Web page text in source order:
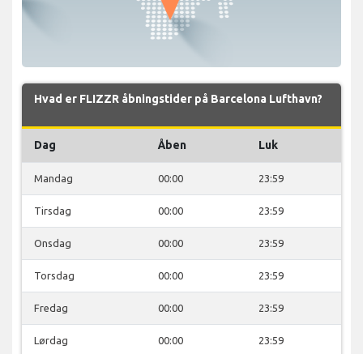
Hvad er FLIZZR åbningstider på Barcelona Lufthavn?
Dag Åben Luk
Mandag 00:00 23:59
Tirsdag 00:00 23:59
Onsdag 00:00 23:59
Torsdag 00:00 23:59
Fredag 00:00 23:59
Lørdag 00:00 23:59